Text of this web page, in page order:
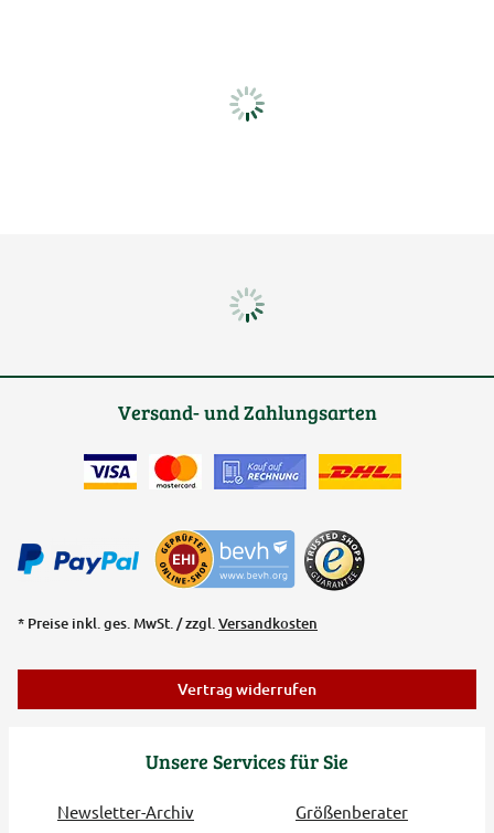
Unsere Services für Sie
Newsletter-Archiv
Größenberater
Versand- und Zahlungsarten
* Preise inkl. ges. MwSt. / zzgl.Versandkosten
Vertrag widerrufen